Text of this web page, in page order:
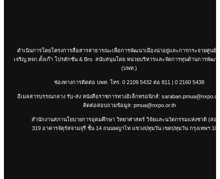
ดำเนินการโดยโครงการสื่อสารสาธารณะเพื่อการพัฒนาเมืองน่าอยู่และการกระจายศูนย์
เจริญ,หจก.ตั้งเก๊า โปรดักชั่น & Bro สนับสนุนโดย หน่วยบริหารและจัดการทุนด้านการพัฒ
(บพท.)
ช่องทางการติดต่อ บพท. โทร. 0 2109 5432 ต่อ 811 | 0 2160 5438
อีเมลสารบรรณกลาง รับ-ส่ง หนังสือราชการทางอิเล็กทรอนิกส์:
ติดต่อสอบถามข้อมูล: pmua@nxpo.or.th
สำนักงานสภานโยบายการอุดมศึกษา วิทยาศาสตร์ วิจัยและนวัตกรรมแห่งชาติ (สอ
319 อาคารจัตุรัสจามจุรี ชั้น 14 ถนนพญาไท แขวงปทุมวัน เขตปทุมวัน กรุงเทพฯ